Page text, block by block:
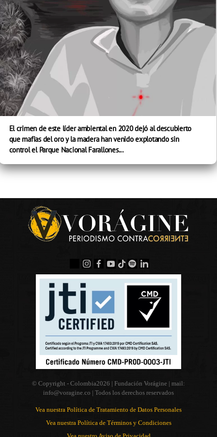
El crimen de este líder ambiental en 2020 dejó al descubierto
que mafias del oro y la madera han venido explotando sin
control el Parque Nacional Farallones...
© Copyright - Colombia2026 | Fundación Vorágine | mail:
info@voragine.co | Todos los derechos reservados
Vea nuestra Política de Tratamiento de Datos Personales
Vea nuestra Política de Términos y Condiciones